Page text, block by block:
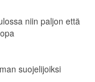
niin paljon että
suojelijoiksi